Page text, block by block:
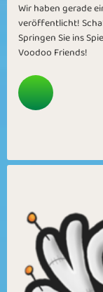
Wir haben gerade
veröffentlicht!
Springen Sie ins
Voodoo Friends!